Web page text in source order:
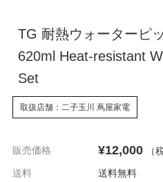
TG 耐熱ウォーターピ
620ml Heat-resistant
Set
取扱店舗：二子玉川 蔦屋家電
販売価格 ¥12,000 （
送料
送料無料